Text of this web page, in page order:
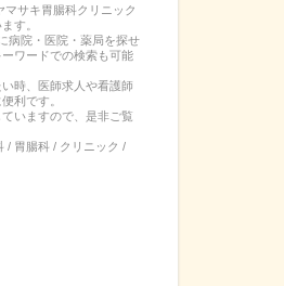
マサキ胃腸科クリニック
す。
病院・医院・薬局を探せ
ワードでの検索も可能
時、医師求人や看護師
利です。
いますので、是非ご覧
/ 胃腸科 / クリニック /